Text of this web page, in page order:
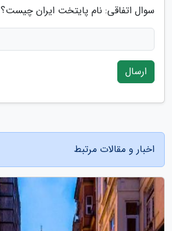
سوال اتفاقی: نام پایتخت ایران چیست؟
ارسال
اخبار و مقالات مرتبط